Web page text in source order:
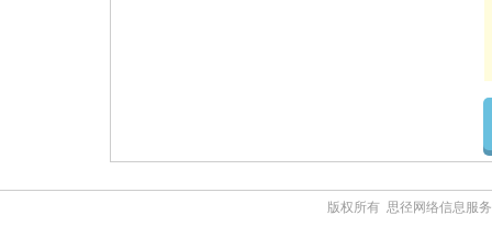
版权所有 思径网络信息服